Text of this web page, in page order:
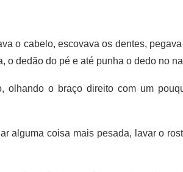
o cabelo, escovava os dentes,
o dedão do pé e até punha o dedo no
o braço direito com um
alguma coisa mais pesada, lavar o